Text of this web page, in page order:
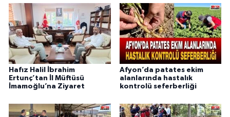
Hafız Halil İbrahim
Ertunç’tan İl Müftüsü
İmamoğlu’na Ziyaret
Afyon’da patates ekim
alanlarında hastalık
kontrolü seferberliği